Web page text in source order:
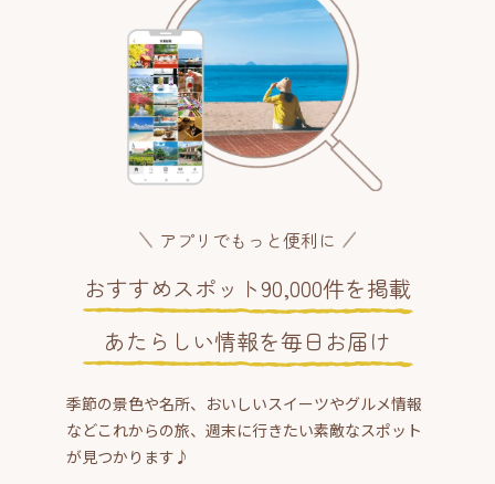
アプリでもっと便利に
おすすめスポット90,000件を掲載
あたらしい情報を毎日お届け
季節の景色や名所、おいしいスイーツやグルメ情報
などこれからの旅、週末に行きたい素敵なスポット
が見つかります♪